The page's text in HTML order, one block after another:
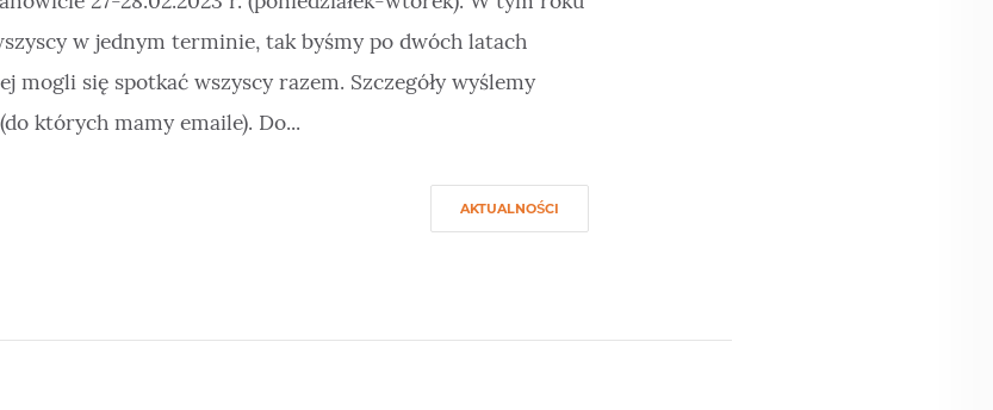
w jednym terminie, tak byśmy po dwóch latach
mogli się spotkać wszyscy razem. Szczegóły wyślemy
których mamy emaile). Do...
AKTUALNOŚCI